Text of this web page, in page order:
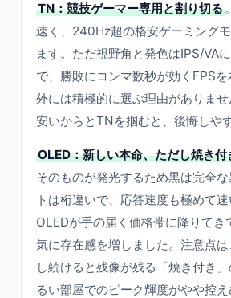
TN：競技ゲーマー専用と割り切る
速く、240Hz超の格安ゲーミング
ます。ただ視野角と発色はIPS/VA
で、勝敗にコンマ数秒が効くFPS
外には積極的に選ぶ理由がありま
安いからとTNを掴むと、後悔しや
OLED：新しい本命、ただし焼き付
そのものが発光するため黒は完全
トは桁違いで、応答速度も極めて
OLEDが手の届く価格帯に降りてき
気に存在感を増しました。注意点
し続けると残像が残る「焼き付き
るい部屋でのピーク輝度がやや控